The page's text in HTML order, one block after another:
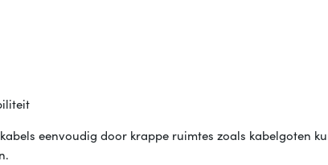
eenvoudig door krappe ruimtes zoals kabelgoten